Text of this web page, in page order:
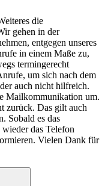
die
gehen in der
entgegen unseres
in einem Maße zu,
termingerecht
um sich nach dem
auch nicht hilfreich.
Mailkommunikation um.
zurück. Das gilt auch
Sobald es das
das Telefon
Vielen Dank für